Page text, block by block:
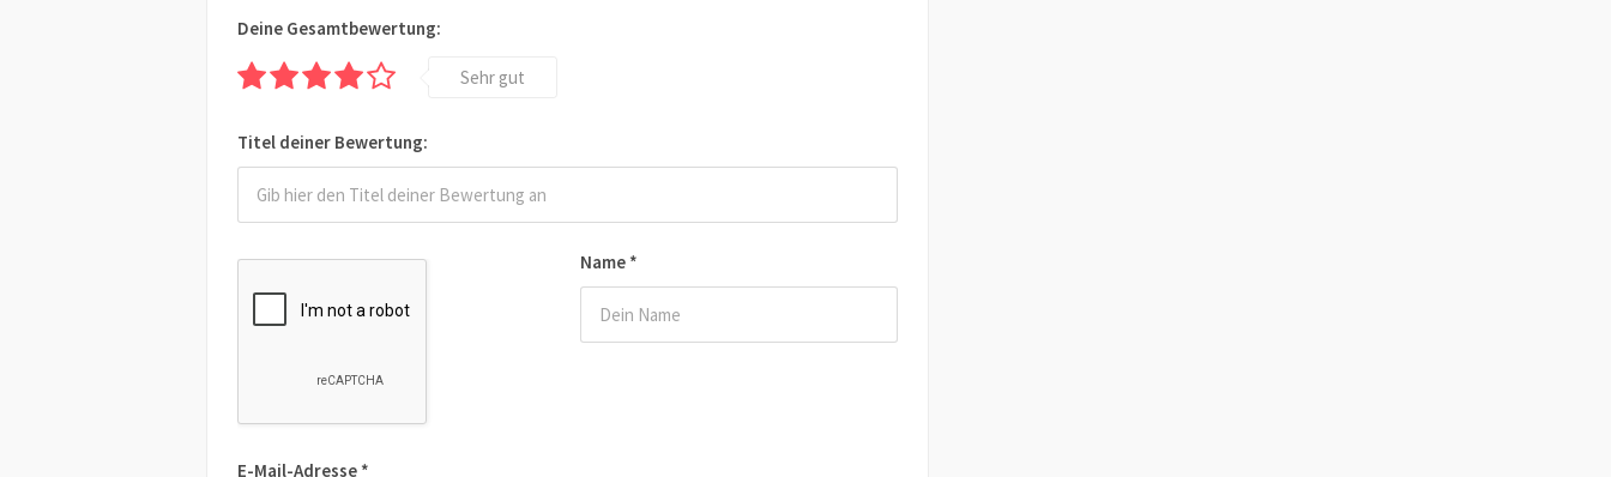
Name *
E-Mail-Adresse *
Deine Gesamtbewertung:
Sehr gut
Titel deiner Bewertung: